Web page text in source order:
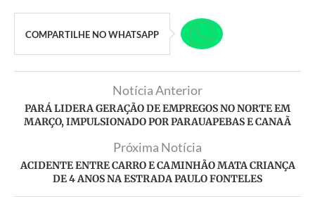
COMPARTILHE NO WHATSAPP
Notícia Anterior
PARÁ LIDERA GERAÇÃO DE EMPREGOS NO NORTE EM
MARÇO, IMPULSIONADO POR PARAUAPEBAS E CANAÃ
Próxima Notícia
ACIDENTE ENTRE CARRO E CAMINHÃO MATA CRIANÇA
DE 4 ANOS NA ESTRADA PAULO FONTELES